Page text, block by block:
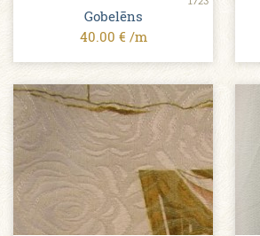
Gobelēns
40.00 € /m